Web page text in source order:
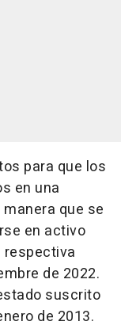
para que los
en una
que se
en activo
respectiva
de 2022.
suscrito
de 2013.